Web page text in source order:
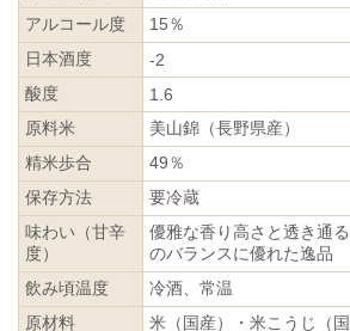
アルコール度
15％
日本酒度
-2
酸度
1.6
原料米
美山錦（長野県産）
精米歩合
49％
保存方法
要冷蔵
味わい（甘辛
度）
優雅な香り高さと透き通
のバランスに優れた逸品
飲み頃温度
冷酒、常温
原材料
米（国産）・米こうじ（国